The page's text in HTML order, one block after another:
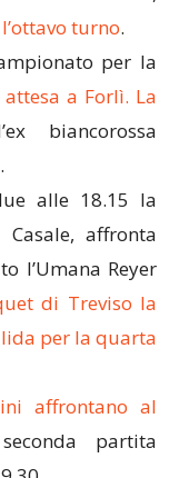
turno.
per la
a Forlì. La
biancorossa
alle 18.15 la
affronta
l’Umana Reyer
di Treviso la
per la quarta
affrontano al
partita